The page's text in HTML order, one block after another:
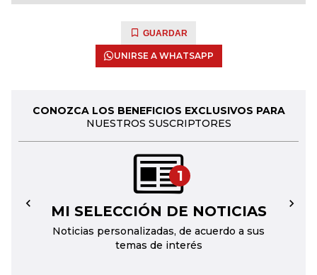
GUARDAR
UNIRSE A WHATSAPP
CONOZCA LOS BENEFICIOS EXCLUSIVOS PARA
NUESTROS SUSCRIPTORES
1
MI SELECCIÓN DE NOTICIAS
Noticias personalizadas, de acuerdo a sus
temas de interés
← →